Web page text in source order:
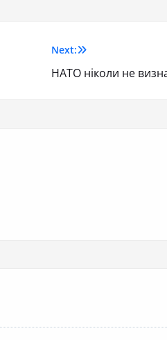
Next:
НАТО ніколи не